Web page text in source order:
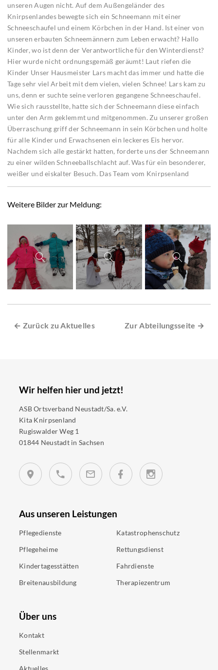
unseren Augen nicht. Auf dem Außengeländer des
Knirpsenlandes bewegte sich ein Schneemann mit einer
Schneeschaufel und einem Körbchen in der Hand. Ist einer von
unseren erbauten Schneemännern zum Leben erwacht? Hallo
Kinder, wo ist denn der Verantwortliche für den Winterdienst?
Hier wurde nicht ordnungsgemäß geräumt! Laut riefen die
Kinder Unser Hausmeister Lars macht das immer und hatte die
Tage sehr viel Arbeit mit dem vielen, vielen Schnee! Lars kam zu
uns, denn er suchte seine verloren gegangene Schneeschaufel.
Wie sich rausstellte, hatte sich der Schneemann diese einfach
unter den Arm geklemmt und mitgenommen. Zu unserer großen
Überraschung griff der Schneemann in sein Körbchen und holte
für alle Kinder und Erwachsenen ein leckeres Eis hervor.
Nachdem sich alle gestärkt hatten, forderte uns der Schneemann
zu einer wilden Schneeballschlacht auf. Was für ein besonderer,
weißer und eiskalter Besuch. Das Team vom Knirpsenland
Weitere Bilder zur Meldung:
← Zurück zu Aktuelles Zur Abteilungsseite →
Wir helfen hier und jetzt!
ASB Ortsverband Neustadt/Sa. e.V.
Kita Knirpsenland
Rugiswalder Weg 1
01844 Neustadt in Sachsen
Aus unseren Leistungen
Pflegedienste
Pflegeheime
Kindertagesstätten
Breitenausbildung
Katastrophenschutz
Rettungsdienst
Fahrdienste
Therapiezentrum
Über uns
Kontakt
Stellenmarkt